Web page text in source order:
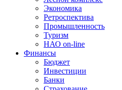
Экономика
Ретроспектива
Промышленность
Туризм
НАО on-line
Финансы
Бюджет
Инвестиции
Банки